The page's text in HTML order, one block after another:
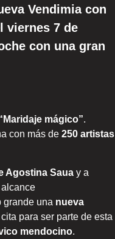
Vendimia con
viernes 7 de
con una gran
mágico”.
con más de 250 artistas
Agostina Saua y a
grande una nueva
cita para ser parte de esta
mendocino.